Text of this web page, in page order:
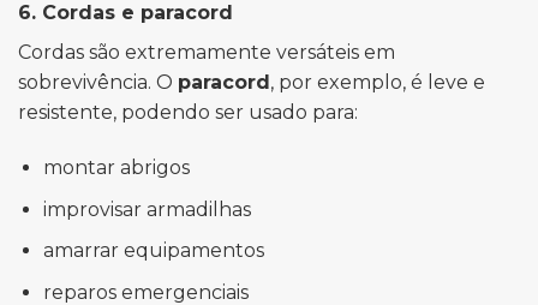
6. Cordas e paracord
Cordas são extremamente versáteis em
sobrevivência. O paracord, por exemplo, é leve e
resistente, podendo ser usado para:
montar abrigos
improvisar armadilhas
amarrar equipamentos
reparos emergenciais